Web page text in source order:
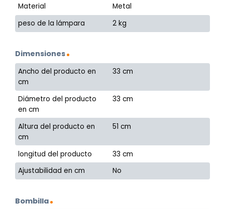
Material
Metal
peso de la lámpara
2 kg
Dimensiones
Ancho del producto en
cm
33 cm
Diámetro del producto
en cm
33 cm
Altura del producto en
cm
51 cm
longitud del producto
33 cm
Ajustabilidad en cm
No
Bombilla